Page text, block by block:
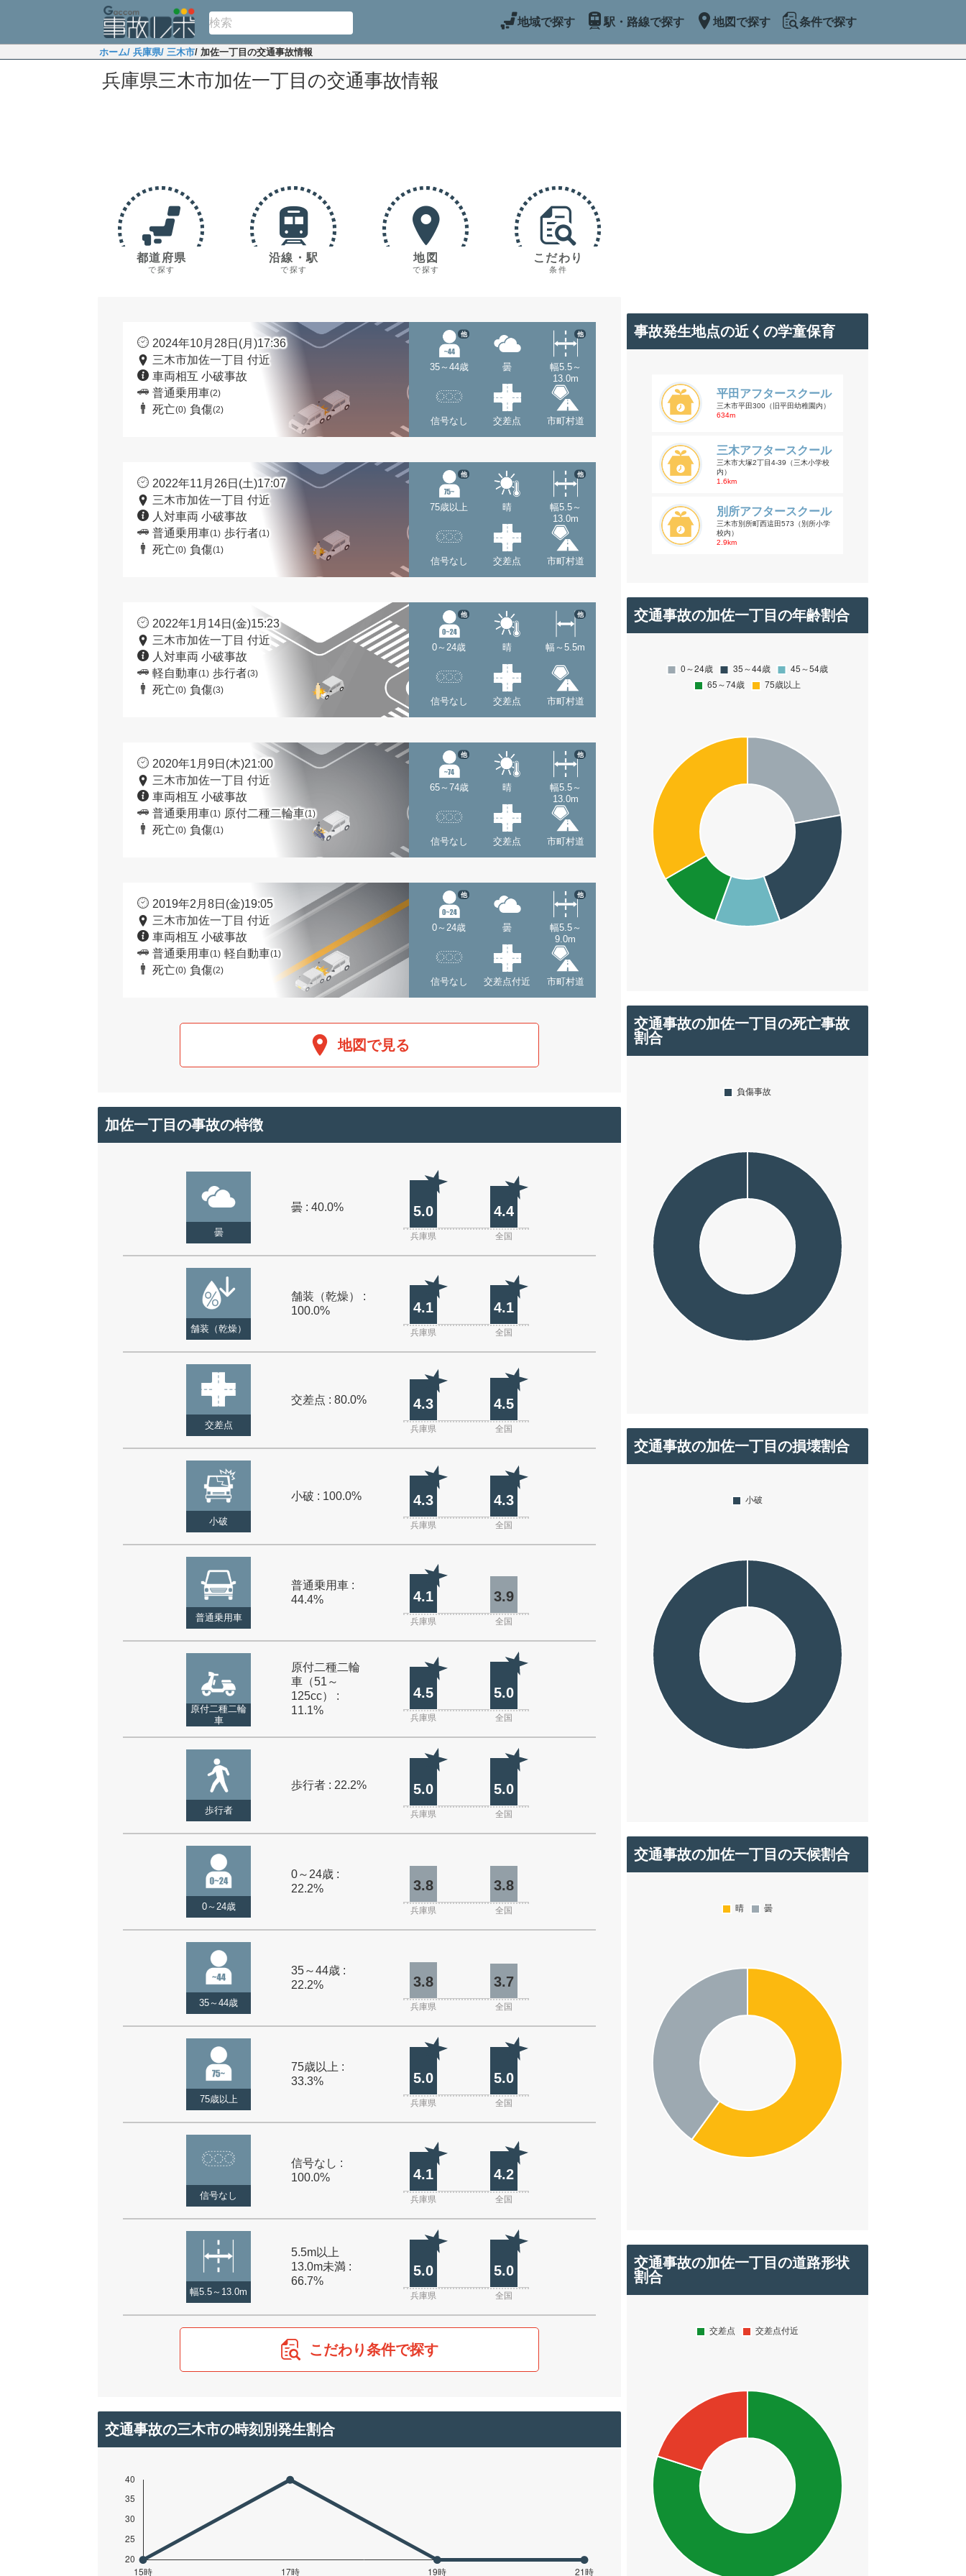
地域で探す 駅・路線で探す 地図で探す 条件で探す
ホーム/ 兵庫県/ 三木市/ 加佐一丁目の交通事故情報
兵庫県三木市加佐一丁目の交通事故情報
都道府県
で探す
沿線・駅
で探す
地図
で探す
こだわり
条件
2024年10月28日(月)17:36
三木市加佐一丁目 付近
車両相互 小破事故
普通乗用車(2)
死亡(0) 負傷(2)
35～44歳
他
曇
幅5.5～
13.0m
他
信号なし 交差点 市町村道
2022年11月26日(土)17:07
三木市加佐一丁目 付近
人対車両 小破事故
普通乗用車(1) 歩行者(1)
死亡(0) 負傷(1)
75歳以上
他
晴
幅5.5～
13.0m
他
信号なし 交差点 市町村道
2022年1月14日(金)15:23
三木市加佐一丁目 付近
人対車両 小破事故
軽自動車(1) 歩行者(3)
死亡(0) 負傷(3)
0～24歳
他
晴 幅～5.5m
他
信号なし 交差点 市町村道
2020年1月9日(木)21:00
三木市加佐一丁目 付近
車両相互 小破事故
普通乗用車(1) 原付二種二輪車(1)
死亡(0) 負傷(1)
65～74歳
他
晴
幅5.5～
13.0m
他
信号なし 交差点 市町村道
2019年2月8日(金)19:05
三木市加佐一丁目 付近
車両相互 小破事故
普通乗用車(1) 軽自動車(1)
死亡(0) 負傷(2)
0～24歳
他
曇
幅5.5～
9.0m
他
信号なし 交差点付近 市町村道
地図で見る
加佐一丁目の事故の特徴
曇
曇 : 40.0% 5.0 4.4
兵庫県 全国
舗装（乾燥）
舗装（乾燥） :
100.0%
4.1 4.1
兵庫県 全国
交差点
交差点 : 80.0% 4.3 4.5
兵庫県 全国
小破
小破 : 100.0% 4.3 4.3
兵庫県 全国
普通乗用車
普通乗用車 :
44.4%
4.1 3.9
兵庫県 全国
原付二種二輪
車
原付二種二輪
車（51～
125cc） :
11.1%
4.5 5.0
兵庫県 全国
歩行者
歩行者 : 22.2% 5.0 5.0
兵庫県 全国
0～24歳
0～24歳 :
22.2%
3.8 3.8
兵庫県 全国
35～44歳
35～44歳 :
22.2%
3.8 3.7
兵庫県 全国
75歳以上
75歳以上 :
33.3%
5.0 5.0
兵庫県 全国
信号なし
信号なし :
100.0%
4.1 4.2
兵庫県 全国
幅5.5～13.0m
5.5m以上
13.0m未満 :
66.7%
5.0 5.0
兵庫県 全国
こだわり条件で探す
交通事故の三木市の時刻別発生割合
事故発生地点の近くの学童保育
平田アフタースクール
三木市平田300（旧平田幼稚園内）
634m
三木アフタースクール
三木市大塚2丁目4-39（三木小学校
内）
1.6km
別所アフタースクール
三木市別所町西這田573（別所小学
校内）
2.9km
交通事故の加佐一丁目の年齢割合
交通事故の加佐一丁目の死亡事故
割合
交通事故の加佐一丁目の損壊割合
交通事故の加佐一丁目の天候割合
交通事故の加佐一丁目の道路形状
割合